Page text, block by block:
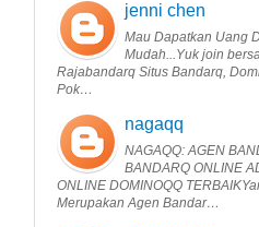
jenni chen
Mau Dapatkan Uang
Mudah...Yuk join
Rajabandarq Situs Bandarq,
Pok…
nagaqq
NAGAQQ: AGEN
BANDARQ ONLINE
ONLINE DOMINOQQ
Merupakan Agen Bandar…